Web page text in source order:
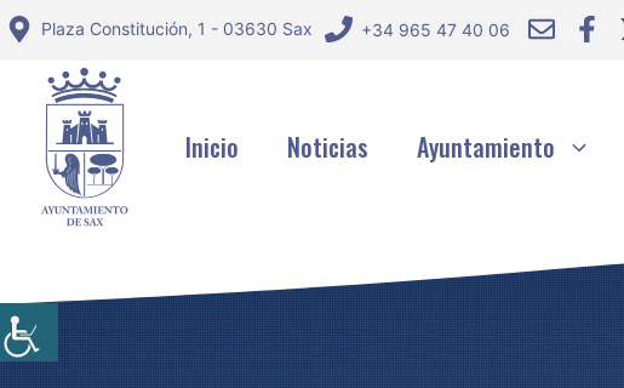
Saltar
contenido
Plaza Constitución, 1 - 03630 Sax +34 965 47 40 06
Inicio Noticias Ayuntamiento